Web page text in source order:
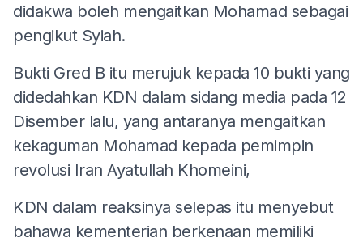
didakwa boleh mengaitkan Mohamad sebagai
pengikut Syiah.
Bukti Gred B itu merujuk kepada 10 bukti yang
didedahkan KDN dalam sidang media pada 12
Disember lalu, yang antaranya mengaitkan
kekaguman Mohamad kepada pemimpin
revolusi Iran Ayatullah Khomeini,
KDN dalam reaksinya selepas itu menyebut
bahawa kementerian berkenaan memiliki